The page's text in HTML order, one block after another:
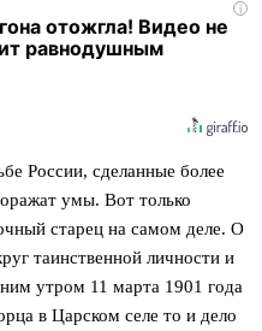
i
отожгла! Видео не
равнодушным
России, сделанные более
умы. Вот только
старец на самом деле. О
таинственной личности и
утром 11 марта 1901 года
в Царском селе то и дело